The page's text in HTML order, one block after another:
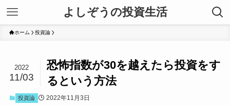
よしぞうの投資生活
ホーム 投資論
恐怖指数が30を越えたら投資をす
るという方法
2022
11/03
投資論 2022年11月3日